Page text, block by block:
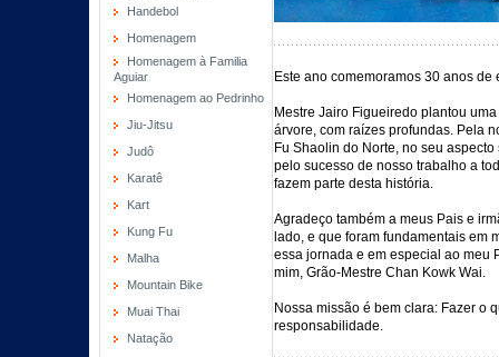
Handebol
Homenagem
Homenagem à Familia
Aguiar
Homenagem ao Pedrinho
Jiu-Jitsu
Judô
Karatê
Kart
Kung Fu
Malha
Mountain Bike
Muai Thai
Natação
Este ano comemoramos 30 anos
Mestre Jairo Figueiredo plantou
árvore, com raízes profundas. Pela
Fu Shaolin do Norte, no seu
pelo sucesso de nosso trabalho a
fazem parte desta história.
Agradeço também a meus Pais e
lado, e que foram fundamentais em
essa jornada e em especial ao meu
mim, Grão-Mestre Chan Kowk Wai.
Nossa missão é bem clara: Fazer o
responsabilidade.